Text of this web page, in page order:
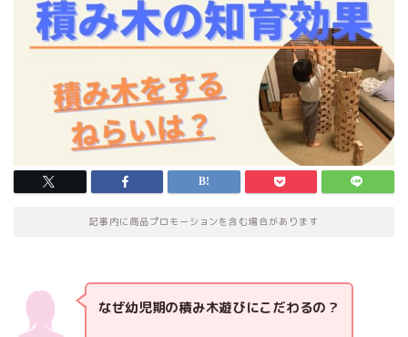
記事内に商品プロモーションを含む場合があります
なぜ幼児期の積み木遊びにこだわるの？